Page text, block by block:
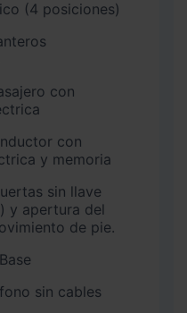
(4 posiciones)
con
con
y memoria
sin llave
y apertura del
de pie.
sin cables